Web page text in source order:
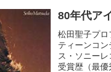
80年代ア
松田聖子プ
ティーンコ
ス・ソニー
受賞歴（最優